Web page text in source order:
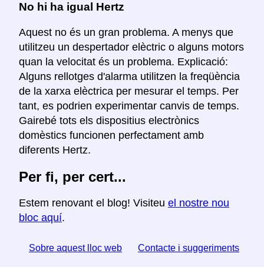
No hi ha igual Hertz
Aquest no és un gran problema. A menys que
utilitzeu un despertador elèctric o alguns motors
quan la velocitat és un problema. Explicació:
Alguns rellotges d'alarma utilitzen la freqüència
de la xarxa elèctrica per mesurar el temps. Per
tant, es podrien experimentar canvis de temps.
Gairebé tots els dispositius electrònics
domèstics funcionen perfectament amb
diferents Hertz.
Per fi, per cert...
Estem renovant el blog! Visiteu el nostre nou
bloc aquí.
Sobre aquest lloc web Contacte i suggeriments